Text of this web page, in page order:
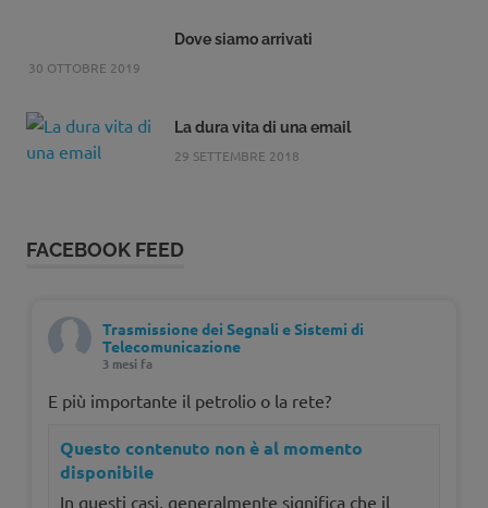
Dove siamo arrivati
30 OTTOBRE 2019
La dura vita di una email
29 SETTEMBRE 2018
FACEBOOK FEED
Trasmissione dei Segnali e Sistemi di
Telecomunicazione
3 mesi fa
E più importante il petrolio o la rete?
Questo contenuto non è al momento
disponibile
In questi casi, generalmente significa che il